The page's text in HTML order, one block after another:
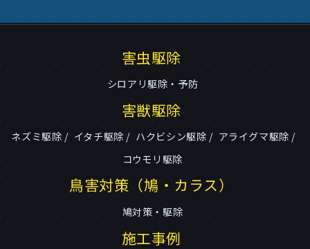
害虫駆除
シロアリ駆除・予防
害獣駆除
ネズミ駆除 イタチ駆除 ハクビシン駆除
アライグマ駆除
コウモリ駆除
鳥害対策（鳩・カラス）
鳩対策・駆除
施工事例